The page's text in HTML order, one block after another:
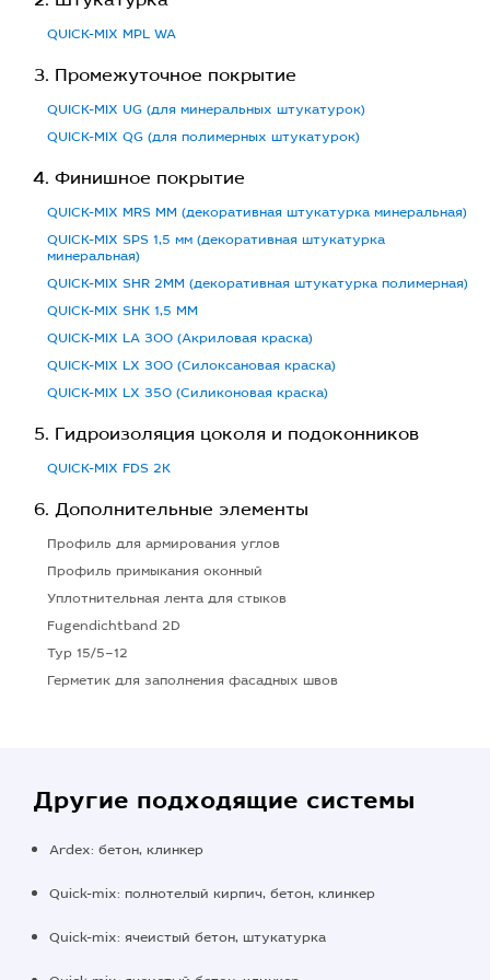
QUICK-MIX MPL WA
Промежуточное покрытие
QUICK-MIX UG (для минеральных штукатурок)
QUICK-MIX QG (для полимерных штукатурок)
Финишное покрытие
QUICK-MIX MRS MM (декоративная штукатурка минеральная)
QUICK-MIX SPS 1,5 мм (декоративная штукатурка
минеральная)
QUICK-MIX SHR 2MM (декоративная штукатурка полимерная)
QUICK-MIX SHK 1,5 MM
QUICK-MIX LA 300 (Акриловая краска)
QUICK-MIX LX 300 (Силоксановая краска)
QUICK-MIX LX 350 (Силиконовая краска)
Гидроизоляция цоколя и подоконников
QUICK-MIX FDS 2K
Дополнительные элементы
Профиль для армирования углов
Профиль примыкания оконный
Уплотнительная лента для стыков
Fugendichtband 2D
Typ 15/5–12
Герметик для заполнения фасадных швов
Другие подходящие системы
Ardex: бетон, клинкер
Quick-mix: полнотелый кирпич, бетон, клинкер
Quick-mix: ячеистый бетон, штукатурка